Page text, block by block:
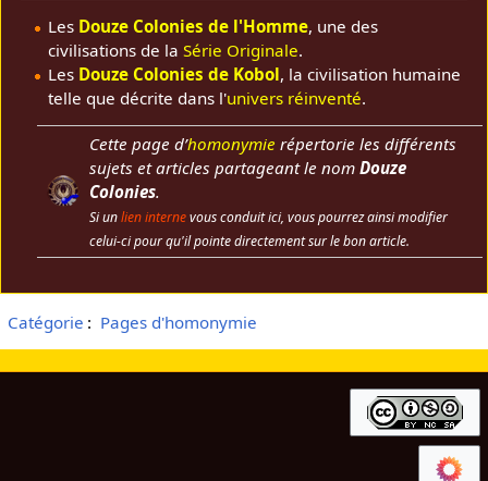
Les Douze Colonies de l'Homme, une des
civilisations de la Série Originale.
Les Douze Colonies de Kobol, la civilisation humaine
telle que décrite dans l'univers réinventé.
Cette page d’homonymie répertorie les différents
sujets et articles partageant le nom Douze
Colonies.
Si unlien internevous conduit ici, vous pourrez ainsi modifier
celui-ci pour qu'il pointe directement sur le bon article.
Catégorie : Pages d'homonymie